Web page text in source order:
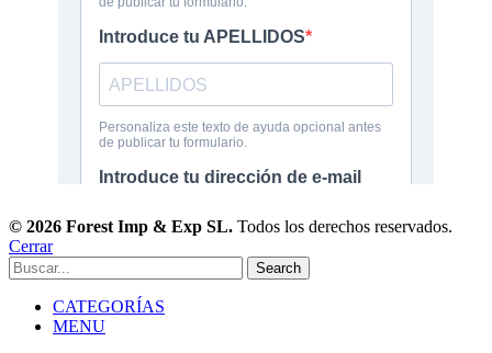
© 2026 Forest Imp & Exp SL. Todos los derechos reservados.
Cerrar
Search
CATEGORÍAS
MENU